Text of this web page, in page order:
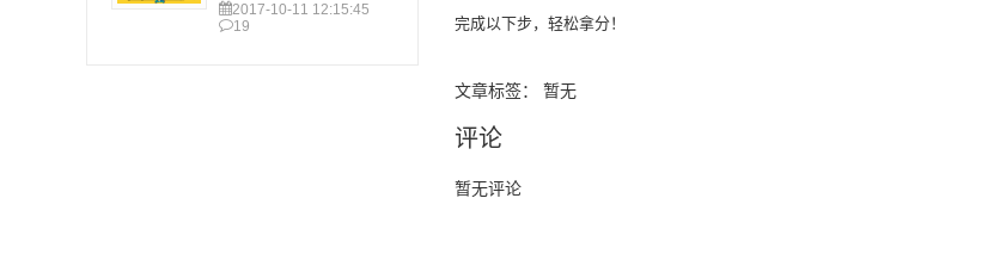
2017-10-11 12:15:45
19
完成以下️步，轻松拿分！
文章标签： 暂无
评论
暂无评论